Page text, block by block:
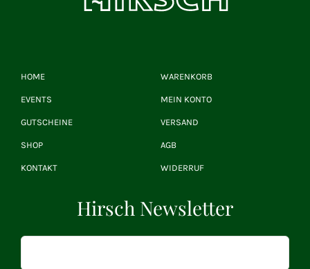
HOME
EVENTS
GUTSCHEINE
SHOP
KONTAKT
WARENKORB
MEIN KONTO
VERSAND
AGB
WIDERRUF
Hirsch Newsletter